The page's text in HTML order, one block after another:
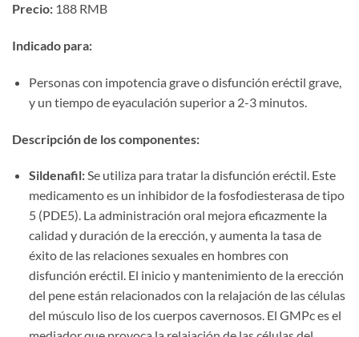
Precio:​ ​ 188 RMB
Indicado para:​
Personas con impotencia grave o disfunción eréctil grave,
y un tiempo de eyaculación superior a 2-3 minutos.
Descripción de los componentes:​
Sildenafil:​​ Se utiliza para tratar la disfunción eréctil. Este
medicamento es un inhibidor de la fosfodiesterasa de tipo
5 (PDE5). La administración oral mejora eficazmente la
calidad y duración de la erección, y aumenta la tasa de
éxito de las relaciones sexuales en hombres con
disfunción eréctil. El inicio y mantenimiento de la erección
del pene están relacionados con la relajación de las células
del músculo liso de los cuerpos cavernosos. El GMPc es el